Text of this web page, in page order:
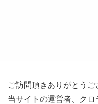
ご訪問頂きありがとうご
当サイトの運営者、クロ